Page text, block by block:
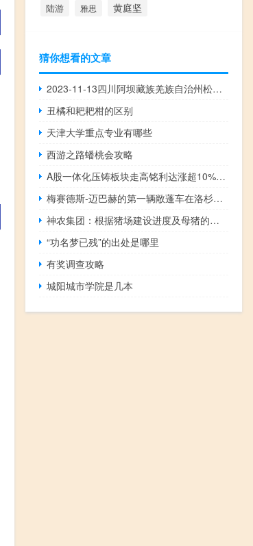
陆游 雅思 黄庭坚
猜你想看的文章
2023-11-13四川阿坝藏族羌族自治州松潘县(松树菌)的报价是多少
丑橘和耙耙柑的区别
天津大学重点专业有哪些
西游之路蟠桃会攻略
A股一体化压铸板块走高铭利达涨超10%泉峰汽车、国机汽车此前涨停华达科技、宜安科技、今飞凯达跟涨
梅赛德斯-迈巴赫的第一辆敞蓬车在洛杉矶车展上首次亮相
神农集团：根据猪场建设进度及母猪的产子周期来看2025年可完成300万头的出栏目标
“功名梦已残”的出处是哪里
有奖调查攻略
城阳城市学院是几本